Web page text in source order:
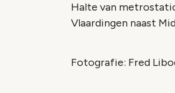
Halte van
Vlaardingen naast
Fotografie: Fred